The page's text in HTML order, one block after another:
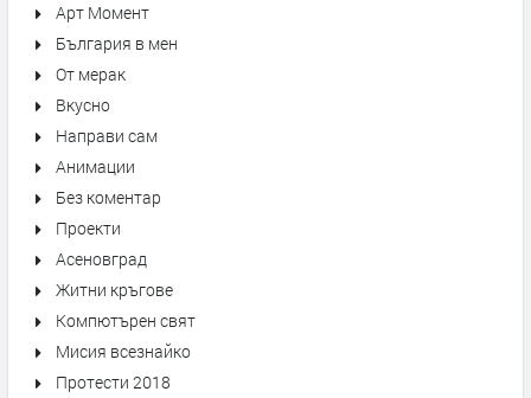
Арт Момент
България в мен
От мерак
Вкусно
Направи сам
Анимации
Без коментар
Проекти
Асеновград
Житни кръгове
Компютърен свят
Мисия всезнайко
Протести 2018